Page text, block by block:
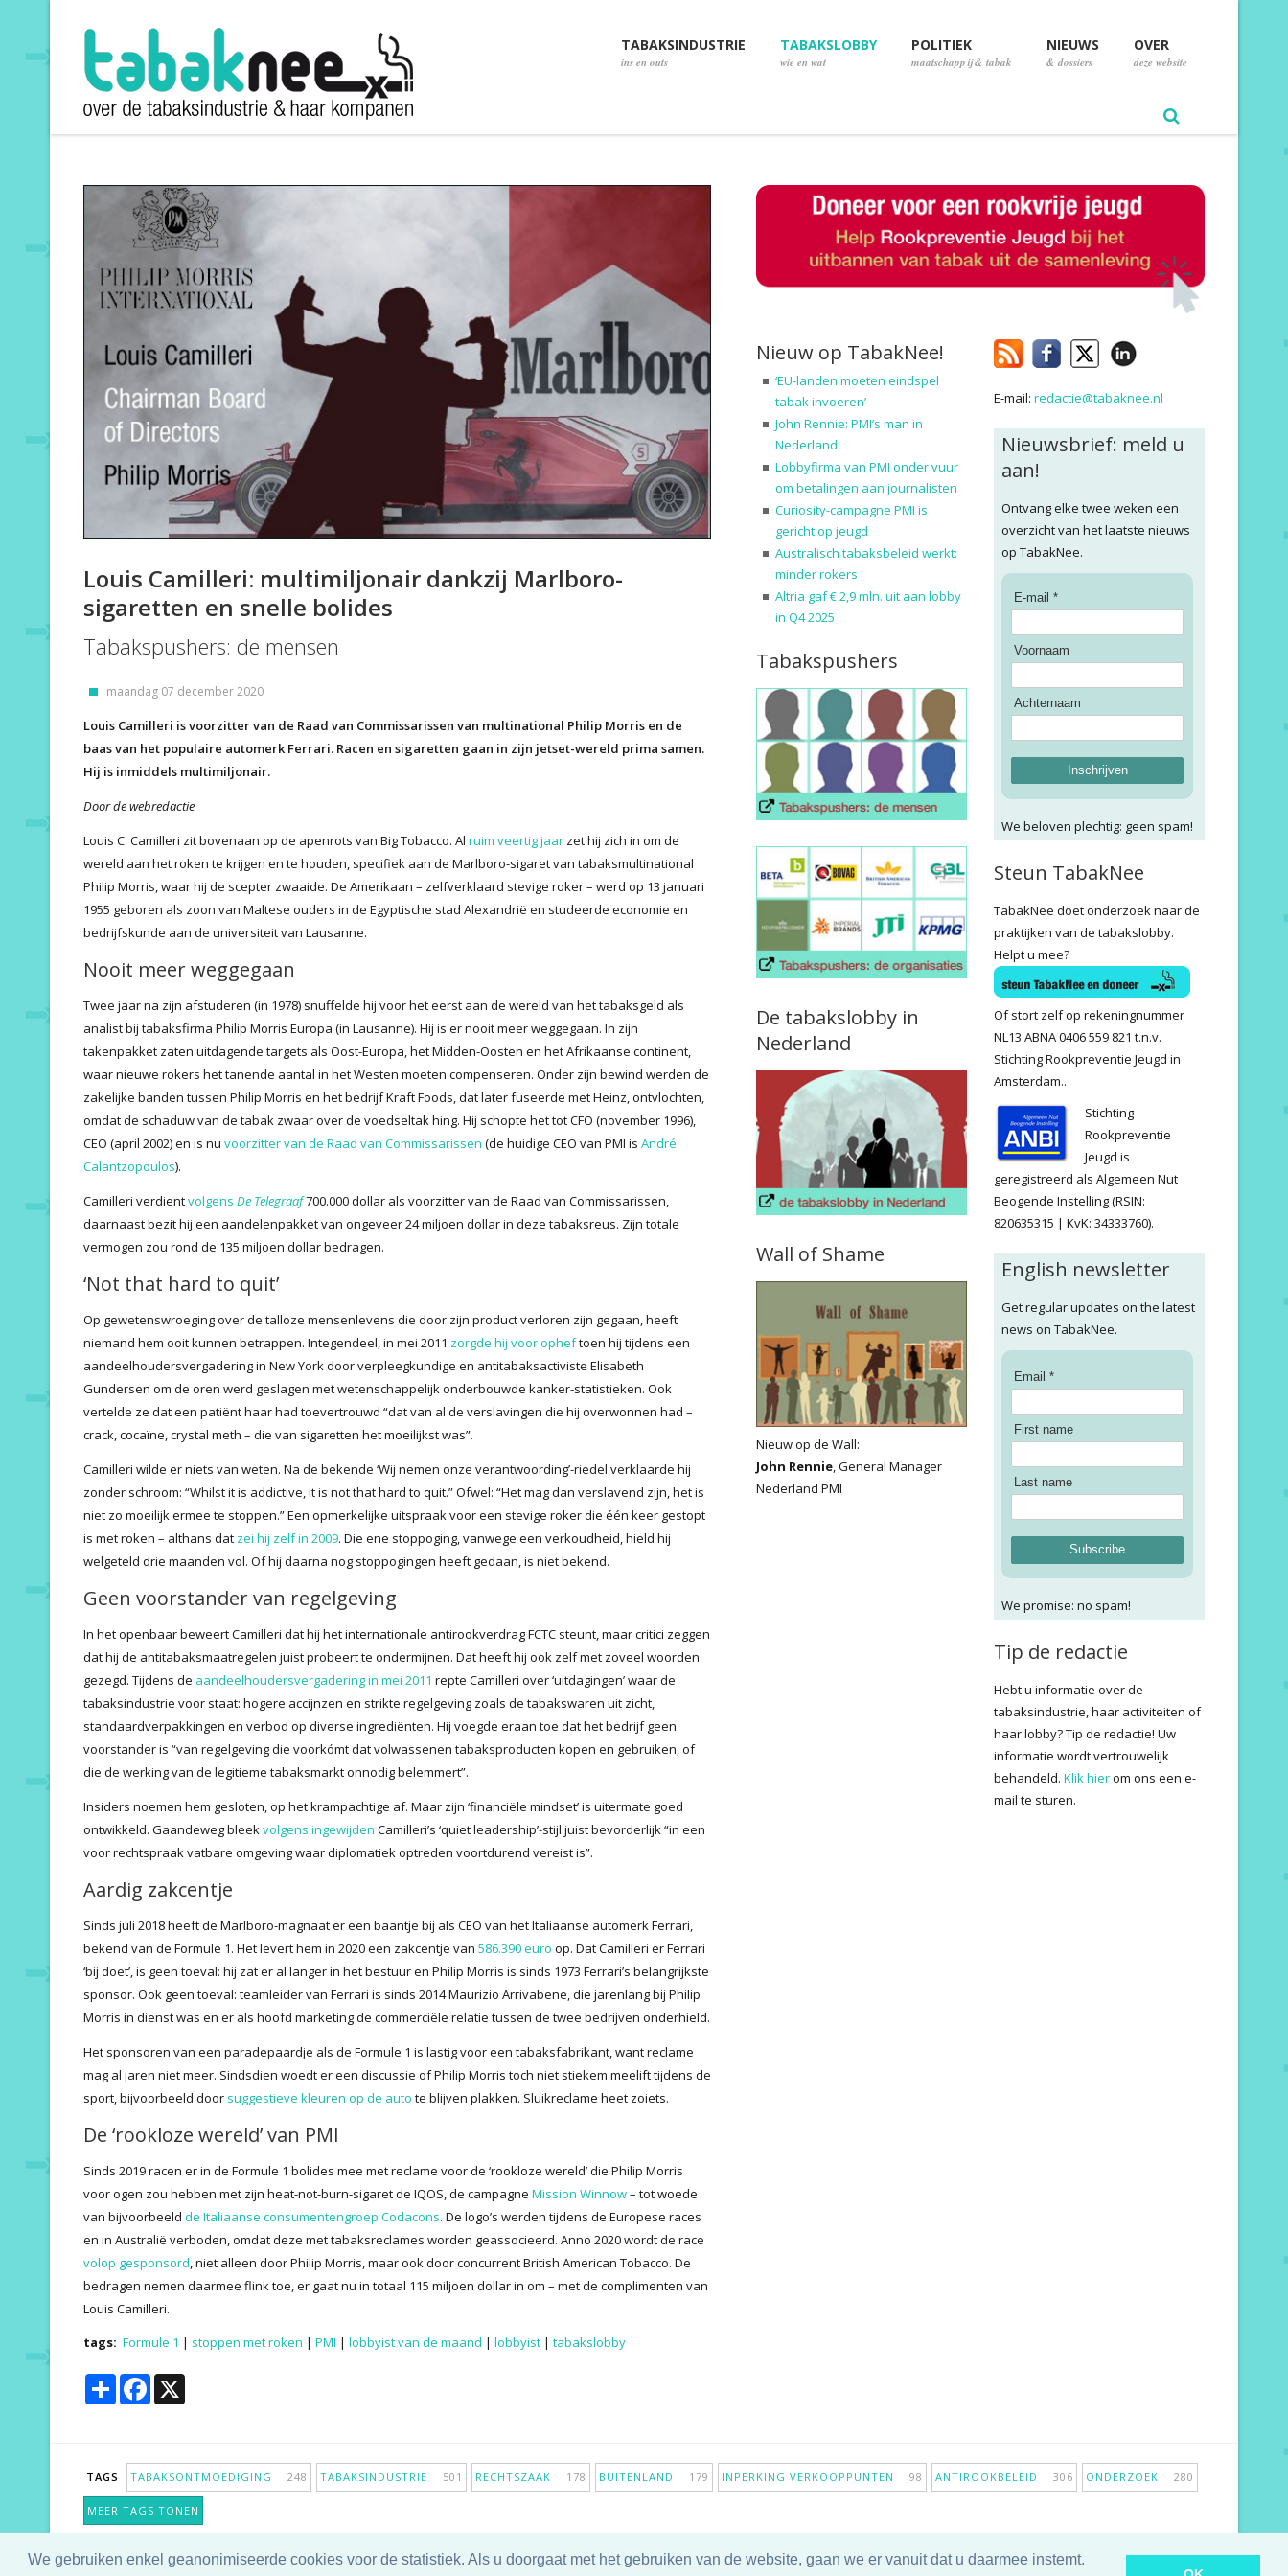
We gebruiken enkel geanonimiseerde cookies voor de statistiek. Als u doorgaat met het gebruiken van de website, gaan we er vanuit dat u daarmee instemt.
TABAKSINDUSTRIE
ins en outs
TABAKSLOBBY
wie en wat
POLITIEK
maatschappij & tabak
NIEUWS
& dossiers
OVER
deze website
Louis Camilleri: multimiljonair dankzij Marlboro-
sigaretten en snelle bolides
Tabakspushers: de mensen
maandag 07 december 2020
Louis Camilleri is voorzitter van de Raad van Commissarissen van multinational Philip Morris en de
baas van het populaire automerk Ferrari. Racen en sigaretten gaan in zijn jetset-wereld prima samen.
Hij is inmiddels multimiljonair.
Door de webredactie
Louis C. Camilleri zit bovenaan op de apenrots van Big Tobacco. Al ruim veertig jaar zet hij zich in om de
wereld aan het roken te krijgen en te houden, specifiek aan de Marlboro-sigaret van tabaksmultinational
Philip Morris, waar hij de scepter zwaaide. De Amerikaan – zelfverklaard stevige roker – werd op 13 januari
1955 geboren als zoon van Maltese ouders in de Egyptische stad Alexandrië en studeerde economie en
bedrijfskunde aan de universiteit van Lausanne.
Nooit meer weggegaan
Twee jaar na zijn afstuderen (in 1978) snuffelde hij voor het eerst aan de wereld van het tabaksgeld als
analist bij tabaksfirma Philip Morris Europa (in Lausanne). Hij is er nooit meer weggegaan. In zijn
takenpakket zaten uitdagende targets als Oost-Europa, het Midden-Oosten en het Afrikaanse continent,
waar nieuwe rokers het tanende aantal in het Westen moeten compenseren. Onder zijn bewind werden de
zakelijke banden tussen Philip Morris en het bedrijf Kraft Foods, dat later fuseerde met Heinz, ontvlochten,
omdat de schaduw van de tabak zwaar over de voedseltak hing. Hij schopte het tot CFO (november 1996),
CEO (april 2002) en is nu voorzitter van de Raad van Commissarissen (de huidige CEO van PMI is André
Calantzopoulos).
Camilleri verdientvolgens De Telegraaf700.000 dollar als voorzitter van de Raad van Commissarissen,
daarnaast bezit hij een aandelenpakket van ongeveer 24 miljoen dollar in deze tabaksreus. Zijn totale
vermogen zou rond de 135 miljoen dollar bedragen.
‘Not that hard to quit’
Op gewetenswroeging over de talloze mensenlevens die door zijn product verloren zijn gegaan, heeft
niemand hem ooit kunnen betrappen. Integendeel, in mei 2011 zorgde hij voor opheftoen hij tijdens een
aandeelhoudersvergadering in New York door verpleegkundige en antitabaksactiviste Elisabeth
Gundersen om de oren werd geslagen met wetenschappelijk onderbouwde kanker-statistieken. Ook
vertelde ze dat een patiënt haar had toevertrouwd “dat van al de verslavingen die hij overwonnen had –
crack, cocaïne, crystal meth – die van sigaretten het moeilijkst was”.
Camilleri wilde er niets van weten. Na de bekende ‘Wij nemen onze verantwoording’-riedel verklaarde hij
zonder schroom: “Whilst it is addictive, it is not that hard to quit.” Ofwel: “Het mag dan verslavend zijn, het is
niet zo moeilijk ermee te stoppen.” Een opmerkelijke uitspraak voor een stevige roker die één keer gestopt
is met roken – althans dat zei hij zelf in 2009. Die ene stoppoging, vanwege een verkoudheid, hield hij
welgeteld drie maanden vol. Of hij daarna nog stoppogingen heeft gedaan, is niet bekend.
Geen voorstander van regelgeving
In het openbaar beweert Camilleri dat hij het internationale antirookverdrag FCTC steunt, maar critici zeggen
dat hij de antitabaksmaatregelen juist probeert te ondermijnen. Dat heeft hij ook zelf met zoveel woorden
gezegd. Tijdens de aandeelhoudersvergadering in mei 2011 repte Camilleri over ‘uitdagingen’ waar de
tabaksindustrie voor staat: hogere accijnzen en strikte regelgeving zoals de tabakswaren uit zicht,
standaardverpakkingen en verbod op diverse ingrediënten. Hij voegde eraan toe dat het bedrijf geen
voorstander is “van regelgeving die voorkómt dat volwassenen tabaksproducten kopen en gebruiken, of
die de werking van de legitieme tabaksmarkt onnodig belemmert”.
Insiders noemen hem gesloten, op het krampachtige af. Maar zijn ‘financiële mindset’ is uitermate goed
ontwikkeld. Gaandeweg bleekvolgens ingewijden Camilleri’s ‘quiet leadership’-stijl juist bevorderlijk “in een
voor rechtspraak vatbare omgeving waar diplomatiek optreden voortdurend vereist is”.
Aardig zakcentje
Sinds juli 2018 heeft de Marlboro-magnaat er een baantje bij als CEO van het Italiaanse automerk Ferrari,
bekend van de Formule 1. Het levert hem in 2020 een zakcentje van 586.390 euro op. Dat Camilleri er Ferrari
‘bij doet’, is geen toeval: hij zat er al langer in het bestuur en Philip Morris is sinds 1973 Ferrari’s belangrijkste
sponsor. Ook geen toeval: teamleider van Ferrari is sinds 2014 Maurizio Arrivabene, die jarenlang bij Philip
Morris in dienst was en er als hoofd marketing de commerciële relatie tussen de twee bedrijven onderhield.
Het sponsoren van een paradepaardje als de Formule 1 is lastig voor een tabaksfabrikant, want reclame
mag al jaren niet meer. Sindsdien woedt er een discussie of Philip Morris toch niet stiekem meelift tijdens de
sport, bijvoorbeeld door suggestieve kleuren op de auto te blijven plakken. Sluikreclame heet zoiets.
De ‘rookloze wereld’ van PMI
Sinds 2019 racen er in de Formule 1 bolides mee met reclame voor de ‘rookloze wereld’ die Philip Morris
voor ogen zou hebben met zijn heat-not-burn-sigaret de IQOS, de campagne Mission Winnow– tot woede
van bijvoorbeeld de Italiaanse consumentengroep Codacons. De logo’s werden tijdens de Europese races
en in Australië verboden, omdat deze met tabaksreclames worden geassocieerd. Anno 2020 wordt de race
volop gesponsord, niet alleen door Philip Morris, maar ook door concurrent British American Tobacco. De
bedragen nemen daarmee flink toe, er gaat nu in totaal 115 miljoen dollar in om – met de complimenten van
Louis Camilleri.
tags: Formule 1 | stoppen met roken | PMI | lobbyist van de maand | lobbyist | tabakslobby
Share Facebook
Nieuw op TabakNee!
‘EU-landen moeten eindspel
tabak invoeren’
John Rennie: PMI’s man in
Nederland
Lobbyfirma van PMI onder vuur
om betalingen aan journalisten
Curiosity-campagne PMI is
gericht op jeugd
Australisch tabaksbeleid werkt:
minder rokers
Altria gaf € 2,9 mln. uit aan lobby
in Q4 2025
Tabakspushers
De tabakslobby in
Nederland
Wall of Shame
Nieuw op de Wall:
John Rennie, General Manager
Nederland PMI
E-mail:redactie@tabaknee.nl
Nieuwsbrief: meld u
aan!
Ontvang elke twee weken een
overzicht van het laatste nieuws
op TabakNee.
E-mail *
Voornaam
Achternaam
Inschrijven
We beloven plechtig: geen spam!
Steun TabakNee
TabakNee doet onderzoek naar de
praktijken van de tabakslobby.
Helpt u mee?
Of stort zelf op rekeningnummer
NL13 ABNA 0406 559 821 t.n.v.
Stichting Rookpreventie Jeugd in
Amsterdam..
Stichting
Rookpreventie
Jeugd is
geregistreerd als Algemeen Nut
Beogende Instelling (RSIN:
820635315 | KvK: 34333760).
English newsletter
Get regular updates on the latest
news on TabakNee.
Email *
First name
Last name
Subscribe
We promise: no spam!
Tip de redactie
Hebt u informatie over de
tabaksindustrie, haar activiteiten of
haar lobby? Tip de redactie! Uw
informatie wordt vertrouwelijk
behandeld.Klik hierom ons een e-
mail te sturen.
TAGS TABAKSONTMOEDIGING 248 TABAKSINDUSTRIE 501 RECHTSZAAK 178 BUITENLAND 179 INPERKING VERKOOPPUNTEN 98 ANTIROOKBELEID 306 ONDERZOEK 280
MEER TAGS TONEN